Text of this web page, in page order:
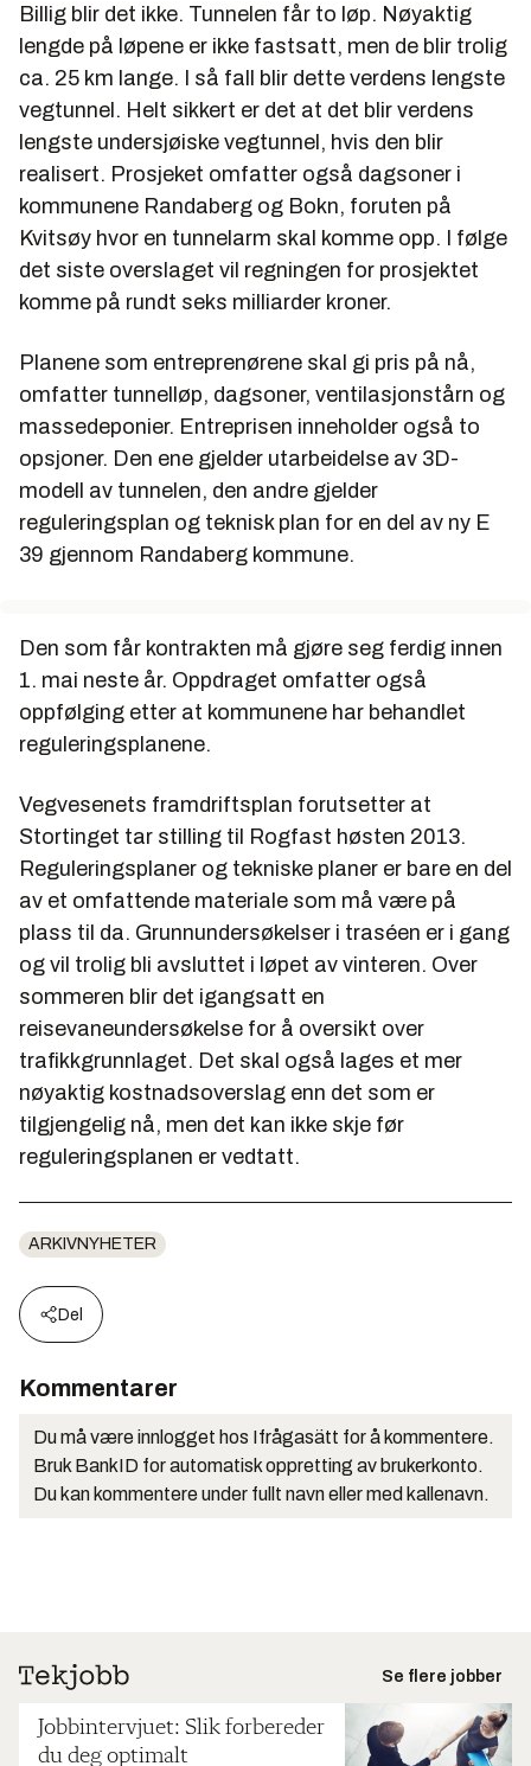
Billig blir det ikke. Tunnelen får to løp. Nøyaktig
lengde på løpene er ikke fastsatt, men de blir trolig
ca. 25 km lange. I så fall blir dette verdens lengste
vegtunnel. Helt sikkert er det at det blir verdens
lengste undersjøiske vegtunnel, hvis den blir
realisert. Prosjeket omfatter også dagsoner i
kommunene Randaberg og Bokn, foruten på
Kvitsøy hvor en tunnelarm skal komme opp. I følge
det siste overslaget vil regningen for prosjektet
komme på rundt seks milliarder kroner.
Planene som entreprenørene skal gi pris på nå,
omfatter tunnelløp, dagsoner, ventilasjonstårn og
massedeponier. Entreprisen inneholder også to
opsjoner. Den ene gjelder utarbeidelse av 3D-
modell av tunnelen, den andre gjelder
reguleringsplan og teknisk plan for en del av ny E
39 gjennom Randaberg kommune.
Den som får kontrakten må gjøre seg ferdig innen
1. mai neste år. Oppdraget omfatter også
oppfølging etter at kommunene har behandlet
reguleringsplanene.
Vegvesenets framdriftsplan forutsetter at
Stortinget tar stilling til Rogfast høsten 2013.
Reguleringsplaner og tekniske planer er bare en del
av et omfattende materiale som må være på
plass til da. Grunnundersøkelser i traséen er i gang
og vil trolig bli avsluttet i løpet av vinteren. Over
sommeren blir det igangsatt en
reisevaneundersøkelse for å oversikt over
trafikkgrunnlaget. Det skal også lages et mer
nøyaktig kostnadsoverslag enn det som er
tilgjengelig nå, men det kan ikke skje før
reguleringsplanen er vedtatt.
ARKIVNYHETER
Del
Kommentarer
Du må være innlogget hos Ifrågasätt for å kommentere.
Bruk BankID for automatisk oppretting av brukerkonto.
Du kan kommentere under fullt navn eller med kallenavn.
Se flere jobber
Jobbintervjuet: Slik forbereder
du deg optimalt